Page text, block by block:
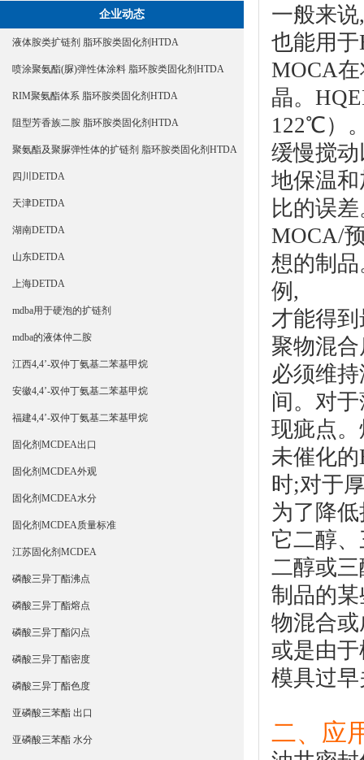
企业动态
液体胺类扩链剂 脂环胺类固化剂HTDA
喷涂聚氨酯(脲)弹性体涂料 脂环胺类固化剂HTDA
RIM聚氨酯体系 脂环胺类固化剂HTDA
阻型芳香族二胺 脂环胺类固化剂HTDA
聚氨酯及聚脲弹性体的扩链剂 脂环胺类固化剂HTDA
四川DETDA
天津DETDA
湖南DETDA
山东DETDA
上海DETDA
mdba用于硬泡的扩链剂
mdba的液体仲二胺
江西4,4’-双仲丁氨基二苯基甲烷
安徽4,4’-双仲丁氨基二苯基甲烷
福建4,4’-双仲丁氨基二苯基甲烷
固化剂MCDEA出口
固化剂MCDEA外观
固化剂MCDEA水分
固化剂MCDEA质量标准
江苏固化剂MCDEA
磷酸三异丁酯沸点
磷酸三异丁酯熔点
磷酸三异丁酯闪点
磷酸三异丁酯密度
磷酸三异丁酯色度
亚磷酸三苯酯 出口
亚磷酸三苯酯 水分
一般来
也能用
MOCA
晶。
122℃）
缓慢搅
地保温
比的误
MOCA/
想的制
例,
才能得
聚物混
必须维
间。对
现疵点
未催化
时;对于
为了降
它二醇
二醇或三
制品的
物混合
或是由
模具过
二、应